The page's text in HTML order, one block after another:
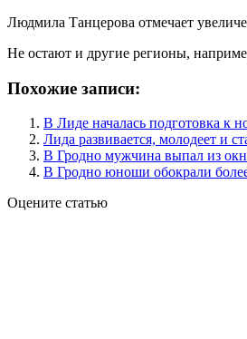
Людмила Танцерова отмечает
Не остают и другие регионы,
Похожие записи:
В Лиде началась подготовка к
Лида развивается, молодеет и
В Гродно мужчина выпал из
В Гродно юноши обокрали
Оцените статью